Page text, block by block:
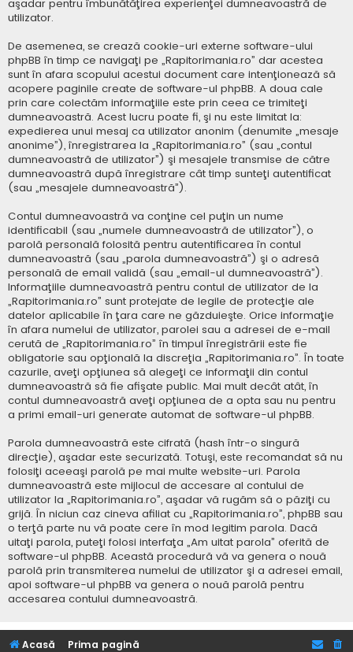
aşadar pentru îmbunătăţirea experienţei dumneavoastră de
utilizator.
De asemenea, se crează cookie-uri externe software-ului
phpBB în timp ce navigaţi pe „Rapitorimania.ro” dar acestea
sunt în afara scopului acestui document care intenţionează să
acopere paginile create de software-ul phpBB. A doua cale
prin care colectăm informaţiile este prin ceea ce trimiteţi
dumneavoastră. Acest lucru poate fi, şi nu este limitat la:
expedierea unui mesaj ca utilizator anonim (denumite „mesaje
anonime”), înregistrarea la „Rapitorimania.ro” (sau „contul
dumneavoastră de utilizator”) şi mesajele transmise de către
dumneavoastră după înregistrare cât timp sunteţi autentificat
(sau „mesajele dumneavoastră”).
Contul dumneavoastră va conţine cel puţin un nume
identificabil (sau „numele dumneavoastră de utilizator”), o
parolă personală folosită pentru autentificarea în contul
dumneavoastră (sau „parola dumneavoastră”) şi o adresă
personală de email validă (sau „email-ul dumneavoastră”).
Informaţiile dumneavoastră pentru contul de utilizator de la
„Rapitorimania.ro” sunt protejate de legile de protecţie ale
datelor aplicabile în ţara care ne găzduieşte. Orice informaţie
în afara numelui de utilizator, parolei sau a adresei de e-mail
cerută de „Rapitorimania.ro” în timpul înregistrării este fie
obligatorie sau opţională la discreţia „Rapitorimania.ro”. În toate
cazurile, aveţi opţiunea să alegeţi ce informaţii din contul
dumneavoastră să fie afişate public. Mai mult decât atât, în
contul dumneavoastră aveţi opţiunea de a opta sau nu pentru
a primi email-uri generate automat de software-ul phpBB.
Parola dumneavoastră este cifrată (hash într-o singură
direcţie), aşadar este securizată. Totuşi, este recomandat să nu
folosiţi aceeaşi parolă pe mai multe website-uri. Parola
dumneavoastră este mijlocul de accesare al contului de
utilizator la „Rapitorimania.ro”, aşadar vă rugăm să o păziţi cu
grijă. În niciun caz cineva afiliat cu „Rapitorimania.ro”, phpBB sau
o terţă parte nu vă poate cere în mod legitim parola. Dacă
uitaţi parola, puteţi folosi interfaţa „Am uitat parola” oferită de
software-ul phpBB. Această procedură vă va genera o nouă
parolă prin transmiterea numelui de utilizator şi a adresei email,
apoi software-ul phpBB va genera o nouă parolă pentru
accesarea contului dumneavoastră.
Acasă Prima pagină